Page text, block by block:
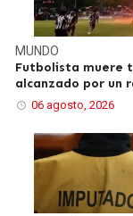
MUNDO
Futbolista muere
alcanzado por un
06 agosto, 2026